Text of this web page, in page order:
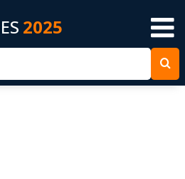
2025